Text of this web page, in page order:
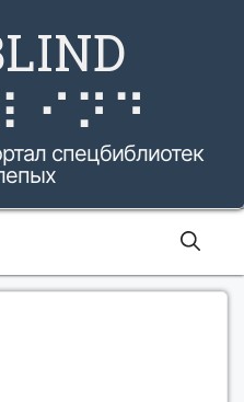
спецбиблиотек